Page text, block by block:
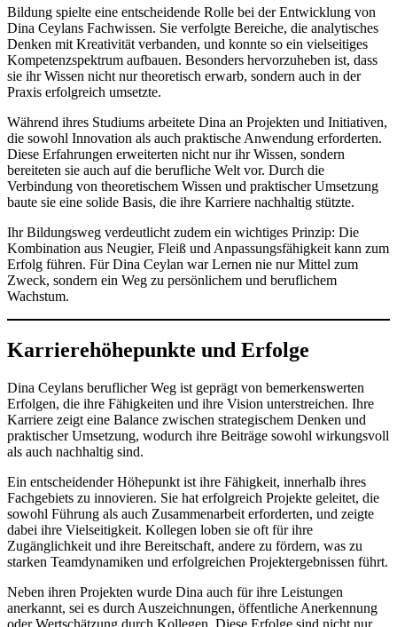
Bildung spielte eine entscheidende Rolle bei der Entwicklung von
Dina Ceylans Fachwissen. Sie verfolgte Bereiche, die analytisches
Denken mit Kreativität verbanden, und konnte so ein vielseitiges
Kompetenzspektrum aufbauen. Besonders hervorzuheben ist, dass
sie ihr Wissen nicht nur theoretisch erwarb, sondern auch in der
Praxis erfolgreich umsetzte.
Während ihres Studiums arbeitete Dina an Projekten und Initiativen,
die sowohl Innovation als auch praktische Anwendung erforderten.
Diese Erfahrungen erweiterten nicht nur ihr Wissen, sondern
bereiteten sie auch auf die berufliche Welt vor. Durch die
Verbindung von theoretischem Wissen und praktischer Umsetzung
baute sie eine solide Basis, die ihre Karriere nachhaltig stützte.
Ihr Bildungsweg verdeutlicht zudem ein wichtiges Prinzip: Die
Kombination aus Neugier, Fleiß und Anpassungsfähigkeit kann zum
Erfolg führen. Für Dina Ceylan war Lernen nie nur Mittel zum
Zweck, sondern ein Weg zu persönlichem und beruflichem
Wachstum.
Karrierehöhepunkte und Erfolge
Dina Ceylans beruflicher Weg ist geprägt von bemerkenswerten
Erfolgen, die ihre Fähigkeiten und ihre Vision unterstreichen. Ihre
Karriere zeigt eine Balance zwischen strategischem Denken und
praktischer Umsetzung, wodurch ihre Beiträge sowohl wirkungsvoll
als auch nachhaltig sind.
Ein entscheidender Höhepunkt ist ihre Fähigkeit, innerhalb ihres
Fachgebiets zu innovieren. Sie hat erfolgreich Projekte geleitet, die
sowohl Führung als auch Zusammenarbeit erforderten, und zeigte
dabei ihre Vielseitigkeit. Kollegen loben sie oft für ihre
Zugänglichkeit und ihre Bereitschaft, andere zu fördern, was zu
starken Teamdynamiken und erfolgreichen Projektergebnissen führt.
Neben ihren Projekten wurde Dina auch für ihre Leistungen
anerkannt, sei es durch Auszeichnungen, öffentliche Anerkennung
oder Wertschätzung durch Kollegen. Diese Erfolge sind nicht nur